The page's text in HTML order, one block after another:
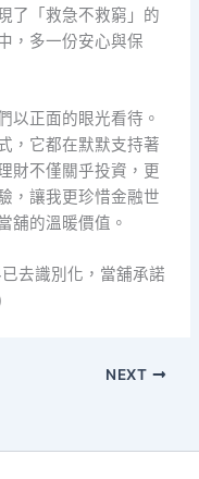
了「救急不救窮」的
，多一份安心與保
以正面的眼光看待。
，它都在默默支持著
財不僅關乎投資，更
，讓我更珍惜金融世
舖的溫暖價值。
去識別化，當舖承諾
NEXT